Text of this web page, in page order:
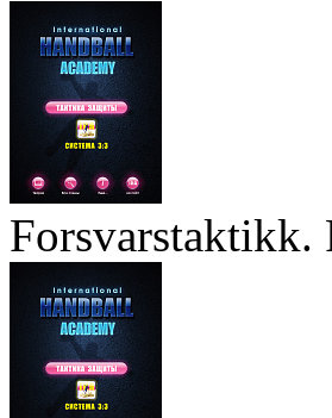
Forsvarstaktikk.